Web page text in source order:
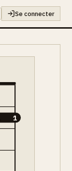
Se connecter
1